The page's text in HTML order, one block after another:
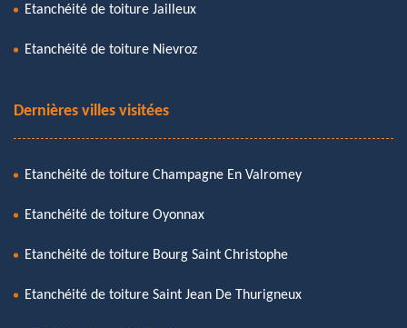
Etanchéité de toiture Jailleux
Etanchéité de toiture Nievroz
Dernières villes visitées
Etanchéité de toiture Champagne En Valromey
Etanchéité de toiture Oyonnax
Etanchéité de toiture Bourg Saint Christophe
Etanchéité de toiture Saint Jean De Thurigneux